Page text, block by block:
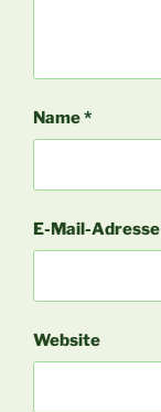
Name*
E-Mail-Adresse
Website